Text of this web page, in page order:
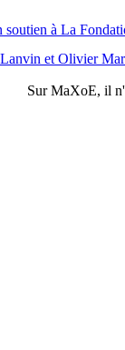
soutien à La
et Olivier
SurMaXoE, il